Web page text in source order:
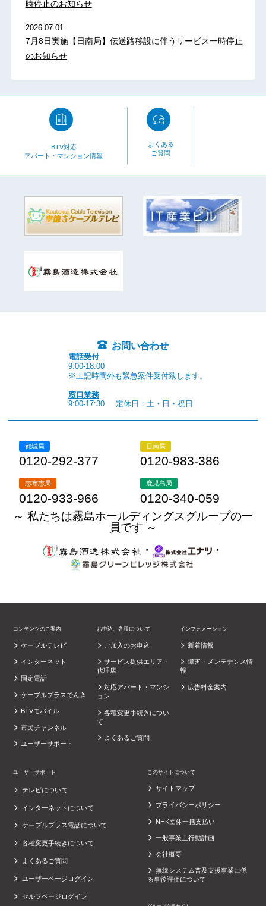
時停止のお知らせ
2026.07.01
7月8日実施【日南局】伝送路移設に伴うサービス一時停止
のお知らせ
BTV対応
アパート・マンション情報
よくある
ご質問
お問い合わせ
電話受付
9:00-18:00
※上記時間外も緊急案件受付致します。
窓口業務
9:00-17:30
定休日：土・日・祝日
都城局
0120-292-377
日南局
0120-983-386
志布志局
0120-933-966
鹿児島局
0120-340-059
～ 私たちは霧島ホールディングスグループの一
員です ～
・
・
コンテンツのご案内
ケーブルテレビ
インターネット
固定電話
ケーブルプラスでんき
BTVモバイル
市民チャンネル
ユーザーサポート
お申込、各種について
ご加入のお申込
サービス提供エリア・
代理店
対応アパート・マンシ
ョン
各種変更手続きについ
て
よくあるご質問
インフォメーション
新着情報
障害・メンテナンス情
報
広告料金案内
ユーザーサポート
テレビについて
インターネットについて
ケーブルプラス電話について
各種変更手続きについて
よくあるご質問
ユーザーページログイン
セルフページログイン
このサイトについて
サイトマップ
プライバシーポリシー
NHK団体一括支払い
一般事業主行動計画
会社概要
無線システム普及支援事業に係
る事後評価について